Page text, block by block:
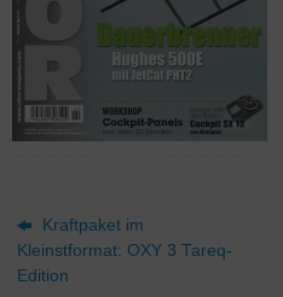
Kraftpaket im
Kleinstformat: OXY 3 Tareq-
Edition